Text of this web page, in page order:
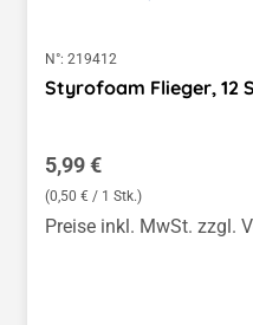
N°: 219412
Styrofoam Flieger, 12
Regulärer Preis:
5,99 €
(0,50 € / 1 Stk.)
Preise inkl. MwSt. zzgl.